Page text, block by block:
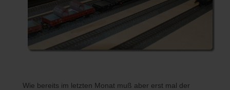
Wie bereits im letzten Monat muß aber erst mal der